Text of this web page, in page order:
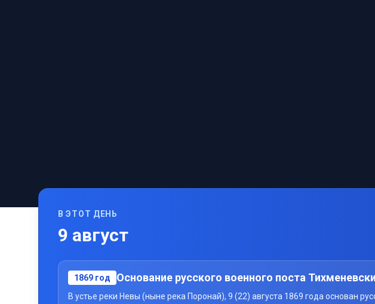
В ЭТОТ ДЕНЬ
9 август
1869 год Основание русского военного поста
В устье реки Невы (ныне река Поронай), 9 (22) августа 1869 года основан